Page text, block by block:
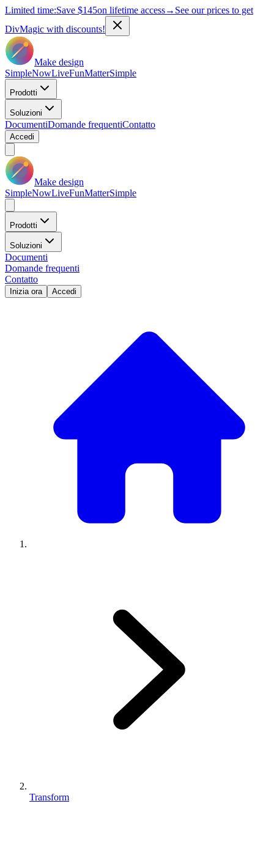
Limited time:Save $145on lifetime access→ See our prices to get
DivMagic with discounts!
Make design
SimpleNowLiveFunMatterSimple
Prodotti
Soluzioni
DocumentiDomande frequentiContatto
Accedi
Make design
SimpleNowLiveFunMatterSimple
Prodotti
Soluzioni
Documenti
Domande frequenti
Contatto
Inizia ora Accedi
Transform